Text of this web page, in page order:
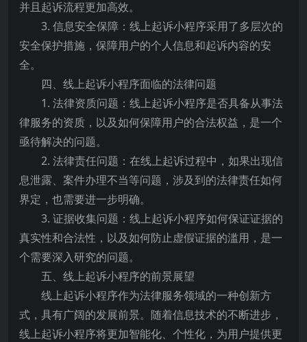
并且起诉流程更加高效。
3. 信息安全保障：线上起诉小程序采用了多层次的
安全保护措施，保障用户的个人信息和起诉内容的安
全。
四、线上起诉小程序面临的法律问题
1. 法律资质问题：线上起诉小程序是否具备从事法
律服务的资质，以及如何保障用户的合法权益，是一个
亟待解决的问题。
2. 法律责任问题：在线上起诉过程中，如果出现信
息泄露、案件办理不当等问题，涉及到的法律责任如何
界定，也需要进一步明确。
3. 证据收集问题：线上起诉小程序如何保证证据的
真实性和合法性，以及如何防止虚假证据的滥用，是一
个需要深入研究的问题。
五、线上起诉小程序的前景展望
线上起诉小程序作为法律服务领域的一种创新方
式，具有广阔的发展前景。随着信息技术的不断进步，
线上起诉小程序将更加智能化、个性化，为用户提供更